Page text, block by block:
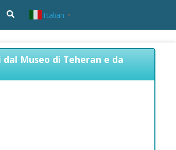
Italian ▼
Museo di Teheran e da